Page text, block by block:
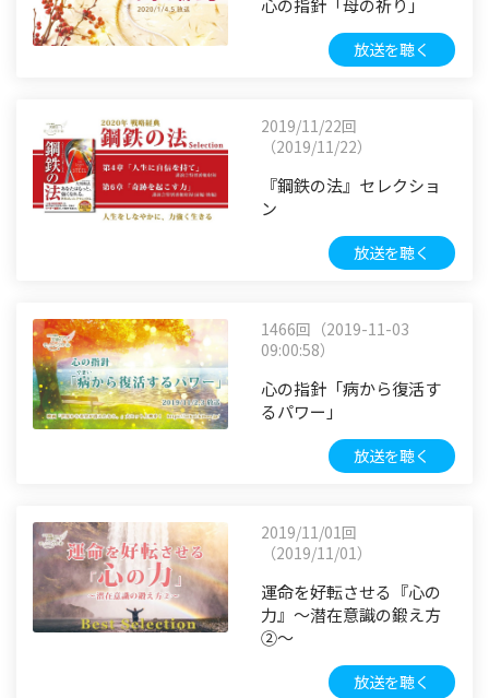
心の指針「母の祈り」
放送を聴く
2019/11/22回
（2019/11/22）
『鋼鉄の法』セレクショ
ン
放送を聴く
1466回（2019-11-03
09:00:58）
心の指針「病から復活す
るパワー」
放送を聴く
2019/11/01回
（2019/11/01）
運命を好転させる『心の
力』～潜在意識の鍛え方
②～
放送を聴く